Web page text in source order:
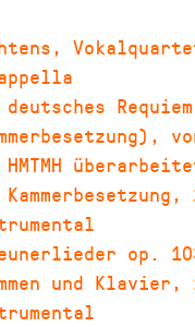
,
Requiem
,
,
op.
und Klavier,